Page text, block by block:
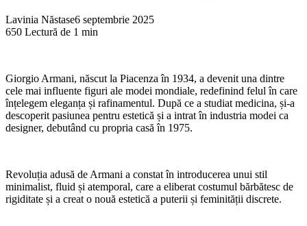
Lavinia Năstase6 septembrie 2025
650 Lectură de 1 min
Giorgio Armani, născut la Piacenza în 1934, a devenit una dintre
cele mai influente figuri ale modei mondiale, redefinind felul în care
înțelegem eleganța și rafinamentul. După ce a studiat medicina, și-a
descoperit pasiunea pentru estetică și a intrat în industria modei ca
designer, debutând cu propria casă în 1975.
Revoluția adusă de Armani a constat în introducerea unui stil
minimalist, fluid și atemporal, care a eliberat costumul bărbătesc de
rigiditate și a creat o nouă estetică a puterii și feminității discrete.